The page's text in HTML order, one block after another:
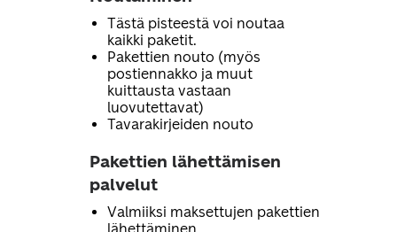
Tästä pisteestä voi noutaa
kaikki paketit.
Pakettien nouto (myös
postiennakko ja muut
kuittausta vastaan
luovutettavat)
Tavarakirjeiden nouto
Pakettien lähettämisen
palvelut
Valmiiksi maksettujen pakettien